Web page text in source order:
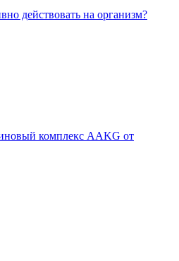
действовать на организм?
комплекс AAKG от